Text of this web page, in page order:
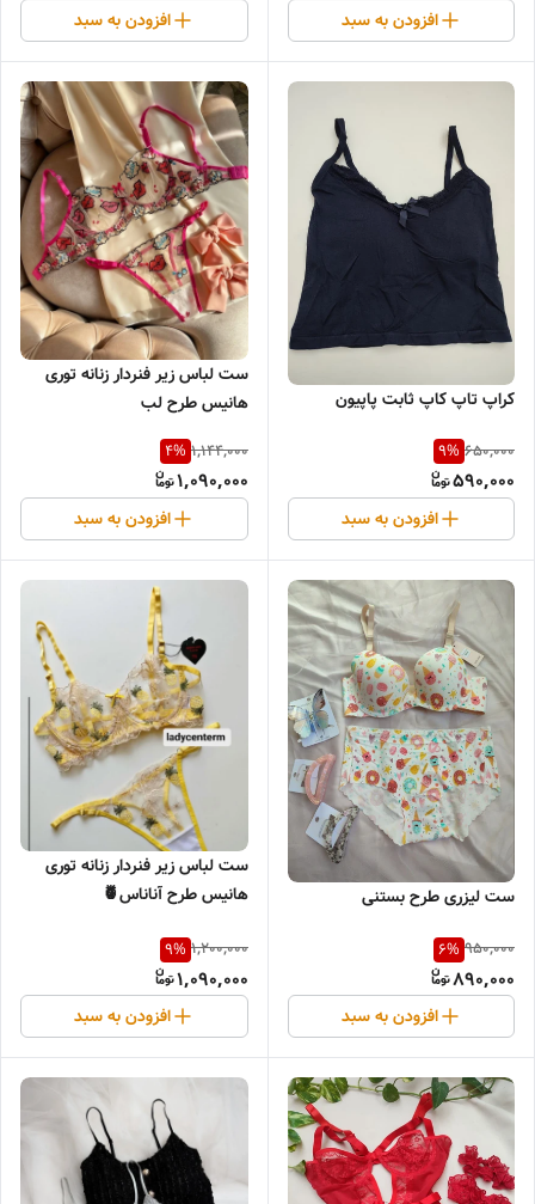
افزودن به سبد افزودن به سبد
کراپ تاپ کاپ ثابت پاپیون
650,000
9%
590,000
افزودن به سبد
ست لباس زیر فنردار زنانه توری
هانیس طرح لب
1,144,000
4%
1,090,000
افزودن به سبد
ست لیزری طرح بستنی
950,000
6%
890,000
افزودن به سبد
ست لباس زیر فنردار زنانه توری
هانیس طرح آناناس🍍
1,200,000
9%
1,090,000
افزودن به سبد